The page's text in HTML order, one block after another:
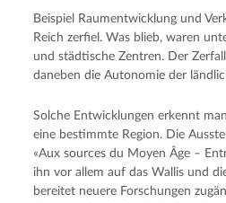
Beispiel Raumentwicklung und
Reich zerfiel. Was blieb, waren
und städtische Zentren. Der
daneben die Autonomie der
Solche Entwicklungen erkennt
eine bestimmte Region. Die
«Aux sources du Moyen Âge –
ihn vor allem auf das Wallis und
bereitet neuere Forschungen